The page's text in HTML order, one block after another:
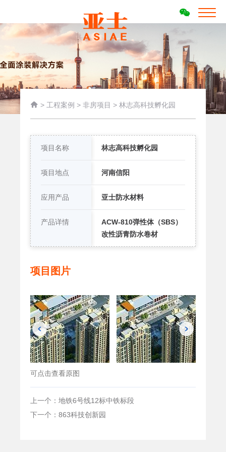
 > 工程案例 > 非房项目 > 林志高科技孵化园
项目名称 林志高科技孵化园
项目地点 河南信阳
应用产品 亚士防水材料
产品详情
ACW-810弹性体（SBS）
改性沥青防水卷材
项目图片
可点击查看原图
上一个：地铁6号线12标中铁标段
下一个：863科技创新园